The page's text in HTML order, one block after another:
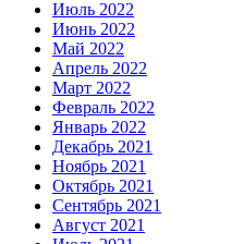
Июль 2022
Июнь 2022
Май 2022
Апрель 2022
Март 2022
Февраль 2022
Январь 2022
Декабрь 2021
Ноябрь 2021
Октябрь 2021
Сентябрь 2021
Август 2021